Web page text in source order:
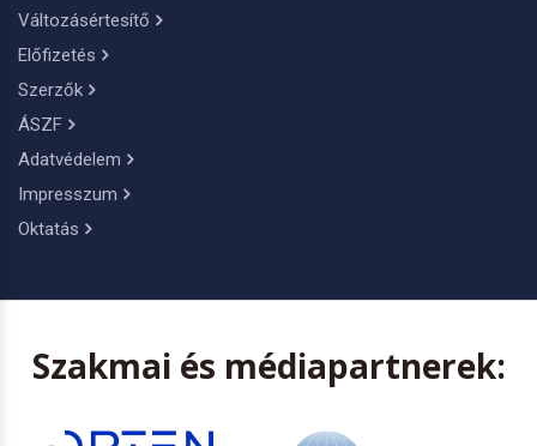
Változásértesítő
Előfizetés
Szerzők
ÁSZF
Adatvédelem
Impresszum
Oktatás
Szakmai és médiapartnerek: